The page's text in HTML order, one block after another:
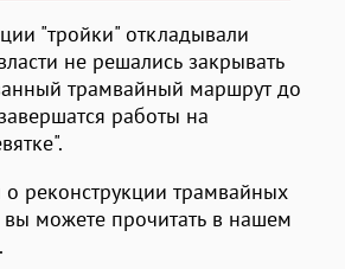
"тройки" откладывали
не решались закрывать
трамвайный маршрут до
работы на
реконструкции трамвайных
вы можете прочитать в нашем
.